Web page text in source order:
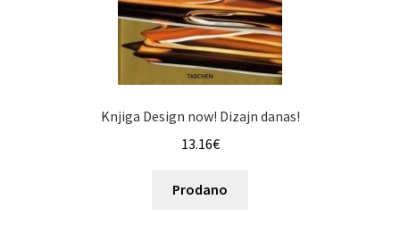
Knjiga Design now! Dizajn danas!
13.16€
Prodano